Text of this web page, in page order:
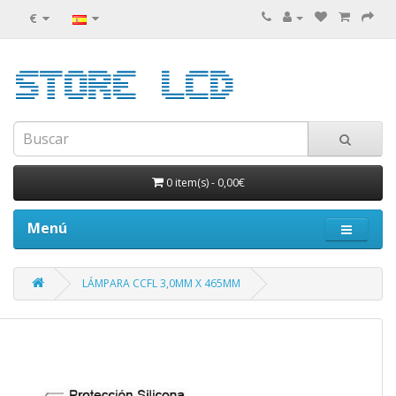
€
0 item(s)- 0,00€
Menú
LÁMPARA CCFL 3,0MM X 465MM